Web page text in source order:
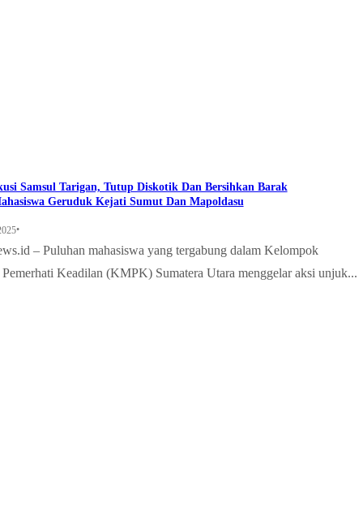
Samsul Tarigan, Tutup Diskotik Dan Bersihkan Barak
Geruduk Kejati Sumut Dan Mapoldasu
•
– Puluhan mahasiswa yang tergabung dalam Kelompok
Keadilan (KMPK) Sumatera Utara menggelar aksi unjuk...